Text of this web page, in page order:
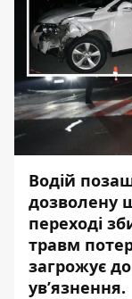
Водій
дозволену
переході
травм
загрожує
ув’язнення.